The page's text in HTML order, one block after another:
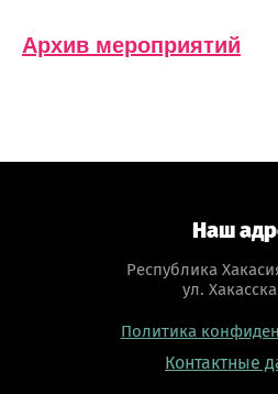
Архив мероприятий
Наш
Республика
ул.
Политика
Контактные